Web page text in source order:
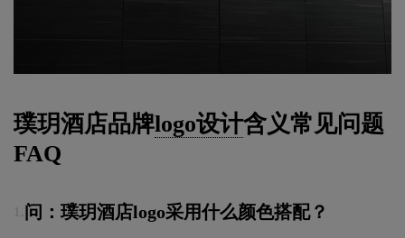
璞玥酒店品牌logo设计含义常见问题
FAQ
问：璞玥酒店logo采用什么颜色搭配？